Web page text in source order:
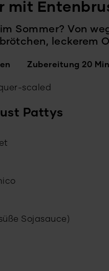
mit
Sommer? Von
leckerem
Zubereitung 20
Pattys
Sojasauce)